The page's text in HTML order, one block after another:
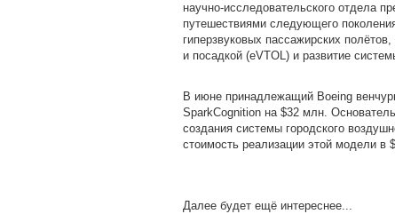
научно-исследовательского отдела
путешествиями следующего
гиперзвуковых пассажирских
и посадкой (eVTOL) и развитие
В июне принадлежащий Boeing
SparkCognition на $32 млн.
создания системы городского
стоимость реализации этой модели в
Далее будет ещё интереснее...